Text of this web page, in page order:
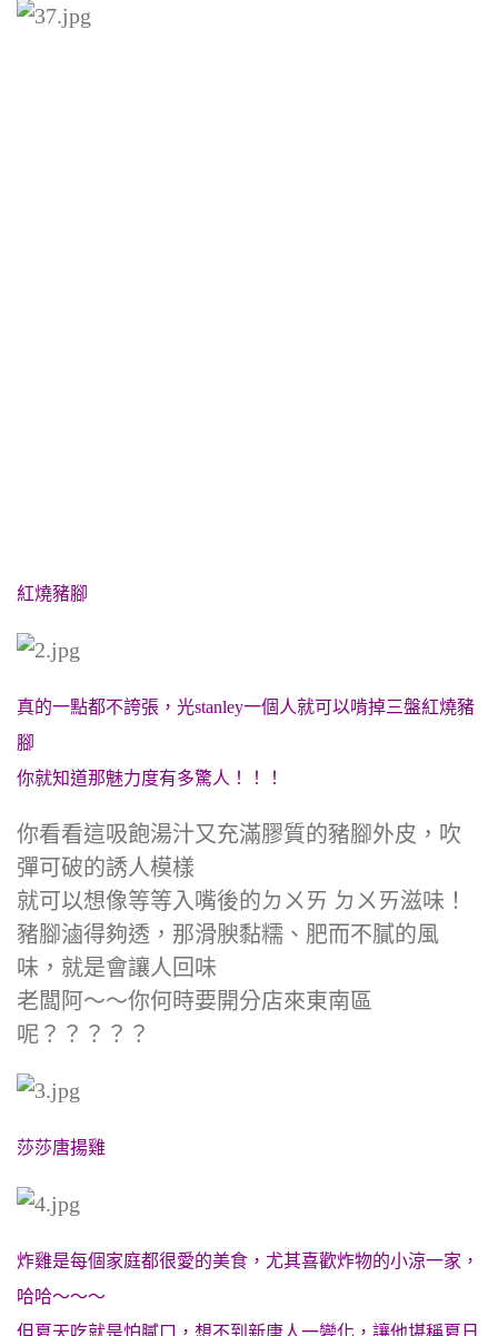
紅燒豬腳
真的一點都不誇張，光stanley一個人就可以啃掉三盤紅燒豬
腳
你就知道那魅力度有多驚人！！！
你看看這吸飽湯汁又充滿膠質的豬腳外皮，吹
彈可破的誘人模樣
就可以想像等等入嘴後的ㄉㄨㄞ ㄉㄨㄞ滋味！
豬腳滷得夠透，那滑腴黏糯、肥而不膩的風
味，就是會讓人回味
老闆阿～～你何時要開分店來東南區
呢？？？？？
莎莎唐揚雞
炸雞是每個家庭都很愛的美食，尤其喜歡炸物的小涼一家，
哈哈～～～
但夏天吃就是怕膩口，想不到新唐人一變化，讓他堪稱夏日